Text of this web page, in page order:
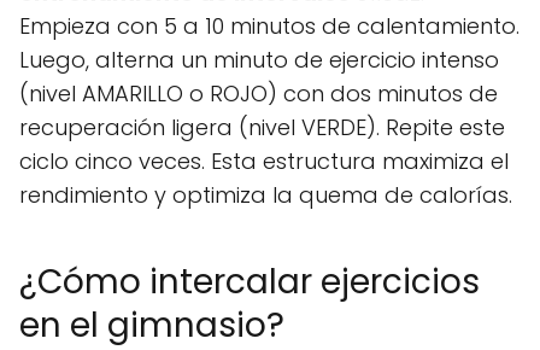
Empieza con 5 a 10 minutos de calentamiento.
Luego, alterna un minuto de ejercicio intenso
(nivel AMARILLO o ROJO) con dos minutos de
recuperación ligera (nivel VERDE). Repite este
ciclo cinco veces. Esta estructura maximiza el
rendimiento y optimiza la quema de calorías.
¿Cómo intercalar ejercicios
en el gimnasio?